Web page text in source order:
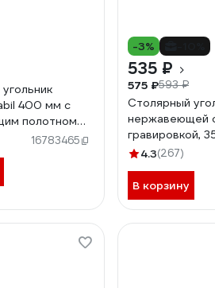
400 мм с
полотном
16783465
-3%
535 ₽
575 ₽593 ₽
Cтолярный
нержавеющей
гравировкой,
ПРОФИ 40635
4.3(267)
В корзину